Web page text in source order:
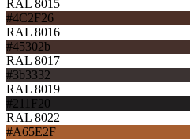
RAL 8015
#4C2F26
RAL 8016
#45302b
RAL 8017
#3b3332
RAL 8019
#211F20
RAL 8022
#A65E2F